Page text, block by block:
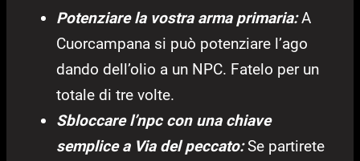
Potenziare la vostra arma primaria:A
Cuorcampana si può potenziare l’ago
dando dell’olio a un NPC. Fatelo per un
totale di tre volte.
Sbloccare l’npc con una chiave
semplice a Via del peccato:Se partirete